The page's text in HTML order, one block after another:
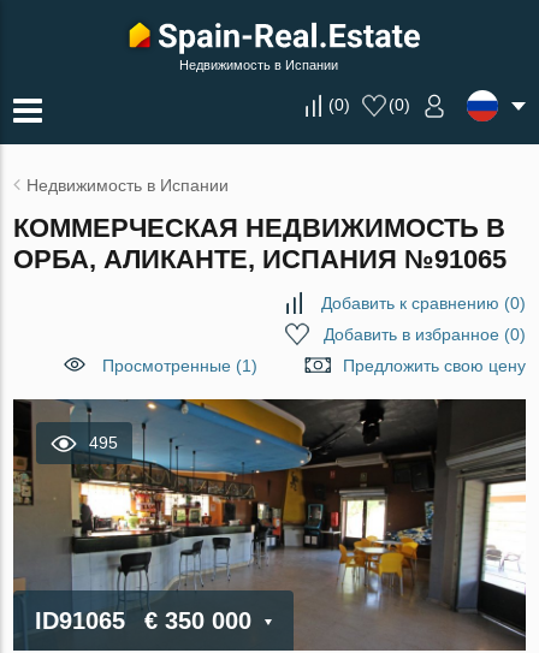
Недвижимость в Испании
(0) (0)
Недвижимость в Испании
КОММЕРЧЕСКАЯ НЕДВИЖИМОСТЬ В
ОРБА, АЛИКАНТЕ, ИСПАНИЯ №91065
Добавить к сравнению (0)
Добавить в избранное(0)
Просмотренные (1)
Предложить свою цену
495
ID91065 € 350 000